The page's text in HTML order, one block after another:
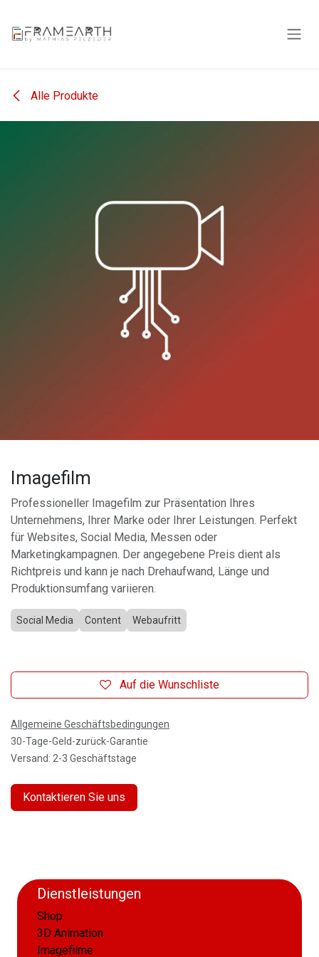
Alle Produkte
Imagefilm
Professioneller Imagefilm zur Präsentation Ihres
Unternehmens, Ihrer Marke oder Ihrer Leistungen. Perfekt
für Websites, Social Media, Messen oder
Marketingkampagnen. Der angegebene Preis dient als
Richtpreis und kann je nach Drehaufwand, Länge und
Produktionsumfang variieren.
Social Media Content Webaufritt
Auf die Wunschliste
Allgemeine Geschäftsbedingungen
30-Tage-Geld-zurück-Garantie
Versand: 2-3 Geschäftstage
Kontaktieren Sie uns
Dienstleistungen
Shop
3D Animation
Imagefilme